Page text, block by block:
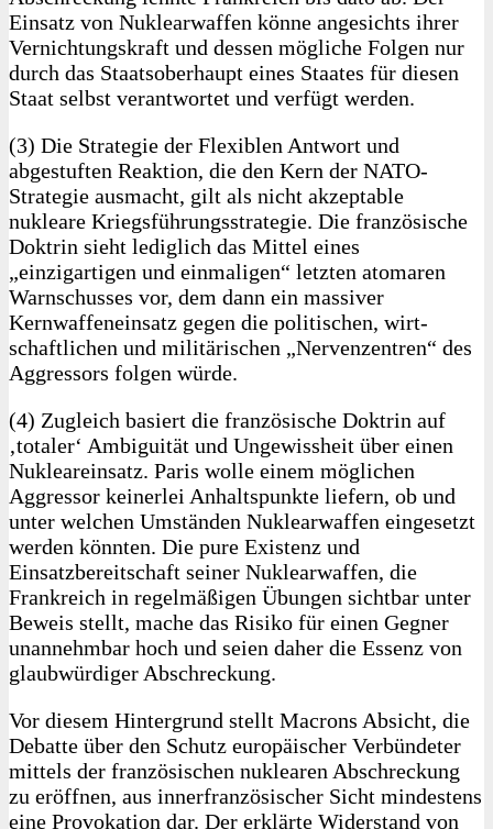
Einsatz von Nuklearwaffen könne angesichts ihrer
Vernichtungskraft und dessen mögliche Folgen nur
durch das Staatsoberhaupt eines Staates für diesen
Staat selbst verantwortet und verfügt werden.
(3) Die Strategie der Flexiblen Antwort und
abgestuften Reak­tion, die den Kern der NATO-
Strategie ausmacht, gilt als nicht akzeptable
nukleare Kriegsführungsstrategie. Die französische
Doktrin sieht lediglich das Mittel eines
„einzigartigen und einmaligen“ letzten atomaren
Warnschusses vor, dem dann ein massiver
Kernwaffeneinsatz gegen die politischen, wirt­
schaftlichen und militärischen „Nervenzentren“ des
Ag­gressors folgen würde.
(4) Zugleich basiert die französische Doktrin auf
‚totaler‘ Ambiguität und Ungewissheit über einen
Nukleareinsatz. Paris wolle einem möglichen
Aggres­sor keinerlei Anhaltspunkte liefern, ob und
unter welchen Umständen Nuklearwaffen eingesetzt
werden könnten. Die pure Existenz und
Einsatzbereitschaft seiner Nuklearwaffen, die
Frankreich in regelmäßigen Übungen sichtbar unter
Beweis stellt, mache das Risiko für einen Gegner
unannehmbar hoch und seien daher die Essenz von
glaubwürdiger Abschreckung.
Vor diesem Hintergrund stellt Macrons Absicht, die
Debatte über den Schutz europäischer Verbündeter
mittels der französischen nuklearen Abschreckung
zu eröffnen, aus innerfranzösischer Sicht mindestens
eine Provokation dar. Der erklärte Widerstand von